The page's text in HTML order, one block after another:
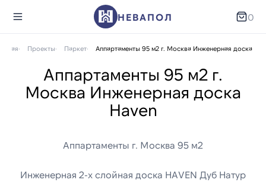
НЕВАПОЛ 0
Проекты Паркет Аппартаменты 95 м2 г. Москва Инженерная доска
Аппартаменты 95 м2 г.
Москва Инженерная доска
Haven
Аппартаменты г. Москва 95 м2
Инженерная 2-х слойная доска HAVEN Дуб Натур